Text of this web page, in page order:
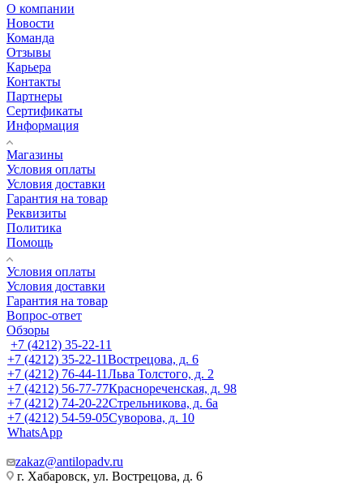
О компании
Новости
Команда
Отзывы
Карьера
Контакты
Партнеры
Сертификаты
Информация
Магазины
Условия оплаты
Условия доставки
Гарантия на товар
Реквизиты
Политика
Помощь
Условия оплаты
Условия доставки
Гарантия на товар
Вопрос-ответ
Обзоры
+7 (4212) 35-22-11
+7 (4212) 35-22-11Вострецова, д. 6
+7 (4212) 76-44-11Льва Толстого, д. 2
+7 (4212) 56-77-77Краснореченская, д. 98
+7 (4212) 74-20-22Стрельникова, д. 6а
+7 (4212) 54-59-05Суворова, д. 10
WhatsApp
zakaz@antilopadv.ru
г. Хабаровск, ул. Вострецова, д. 6